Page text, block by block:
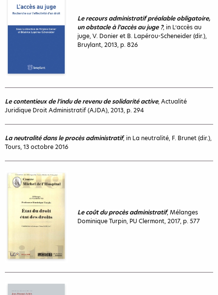
Le recours administratif préalable obligatoire,
un obstacle à l’accès au juge ?, in L’accès au
juge, V. Donier et B. Lapérou-Scheneider (dir.),
Bruylant, 2013, p. 826
Le contentieux de l’indu de revenu de solidarité active, Actualité
Juridique Droit Administratif (AJDA), 2013, p. 294
La neutralité dans le procès administratif, in La neutralité, F. Brunet (dir.),
Tours, 13 octobre 2016
Le coût du procès administratif, Mélanges
Dominique Turpin, PU Clermont, 2017, p. 577